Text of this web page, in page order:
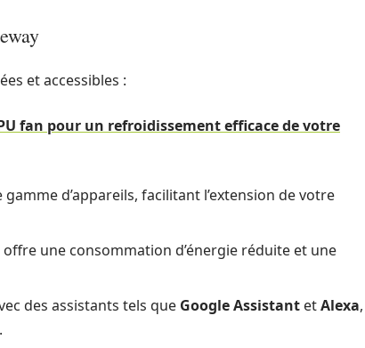
et accessibles :
fan pour un refroidissement efficace de votre
d’appareils, facilitant l’extension de votre
une consommation d’énergie réduite et une
des assistants tels que Google Assistant etAlexa,